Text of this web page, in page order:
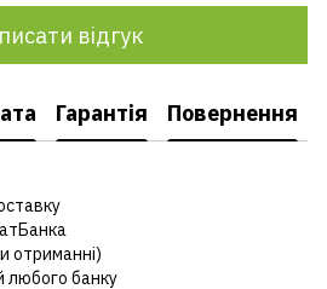
відгук
Гарантія Повернення
отриманні)
любого банку